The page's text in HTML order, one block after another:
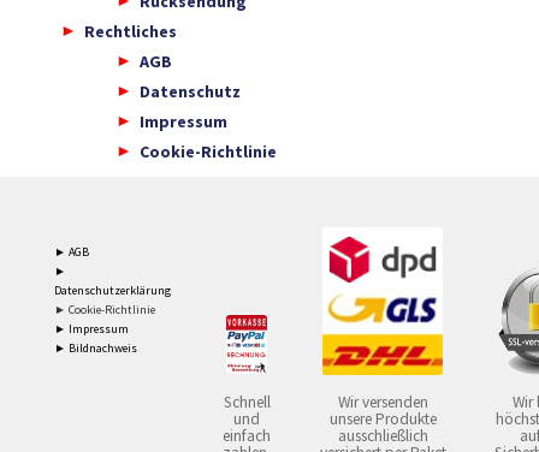
Rechtliches
AGB
Datenschutz
Impressum
Cookie-Richtlinie
► AGB
►
Datenschutzerklärung
► Cookie-Richtlinie
► Impressum
► Bildnachweis
Schnell
und
einfach
Wir versenden
unsere Produkte
ausschließlich
Wir